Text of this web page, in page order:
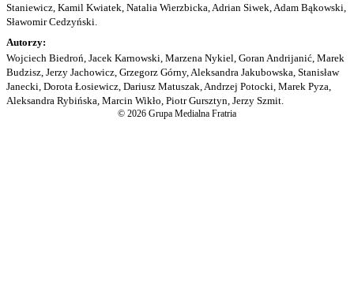
Staniewicz, Kamil Kwiatek, Natalia Wierzbicka, Adrian Siwek, Adam Bąkowski,
Sławomir Cedzyński.
Autorzy:
Wojciech Biedroń, Jacek Karnowski, Marzena Nykiel, Goran Andrijanić, Marek
Budzisz, Jerzy Jachowicz, Grzegorz Górny, Aleksandra Jakubowska, Stanisław
Janecki, Dorota Łosiewicz, Dariusz Matuszak, Andrzej Potocki, Marek Pyza,
Aleksandra Rybińska, Marcin Wikło, Piotr Gursztyn, Jerzy Szmit.
© 2026 Grupa Medialna Fratria